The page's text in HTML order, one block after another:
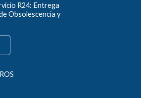
R24: Entrega
Obsolescencia y